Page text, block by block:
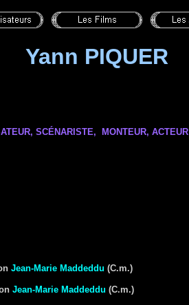
Yann PIQUER
SCÉNARISTE, MONTEUR, ACTEUR
Jean-Marie Maddeddu (C.m.)
Jean-Marie Maddeddu (C.m.)